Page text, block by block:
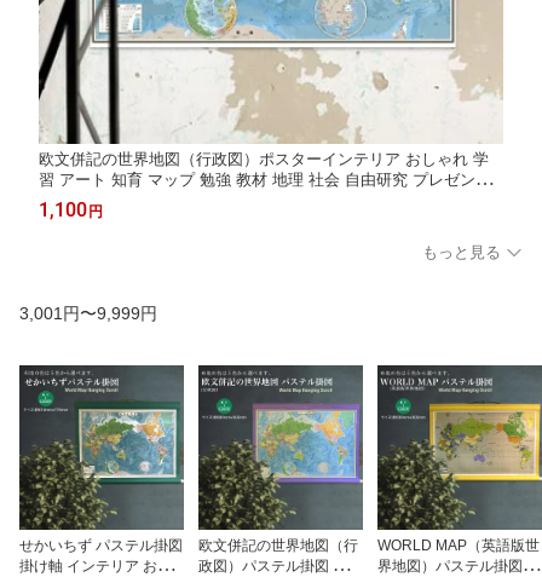
欧文併記の世界地図（行政図）ポスターインテリア おしゃれ 学
習 アート 知育 マップ 勉強 教材 地理 社会 自由研究 プレゼント
ギフト 入学祝い 国旗
1,100 円
もっと見る
3,001円〜9,999円
せかいちず パステル掛図
掛け軸 インテリア おし
欧文併記の世界地図（行
政図）パステル掛図 掛け
WORLD MAP（英語版世
界地図）パステル掛図 掛